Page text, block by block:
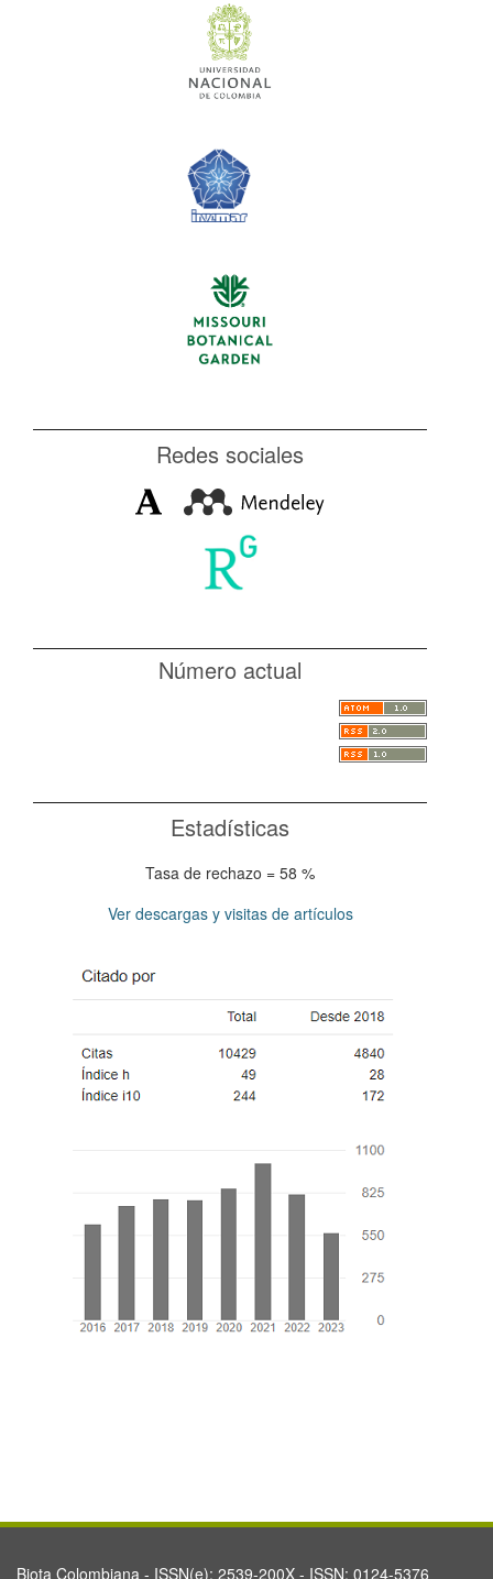
Redes sociales
Número actual
Estadísticas
Tasa de rechazo = 58 %
Ver descargas y visitas de artículos
Biota Colombiana - ISSN(e): 2539-200X - ISSN: 0124-5376